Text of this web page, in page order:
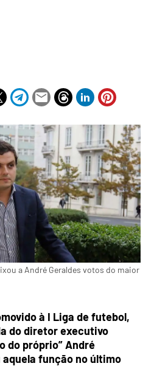
a André Geraldes votos do maior
à I Liga de futebol,
do diretor executivo
do próprio” André
aquela função no último